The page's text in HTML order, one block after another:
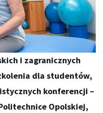
i zagranicznych
dla studentów,
konferencji –
Opolskiej,